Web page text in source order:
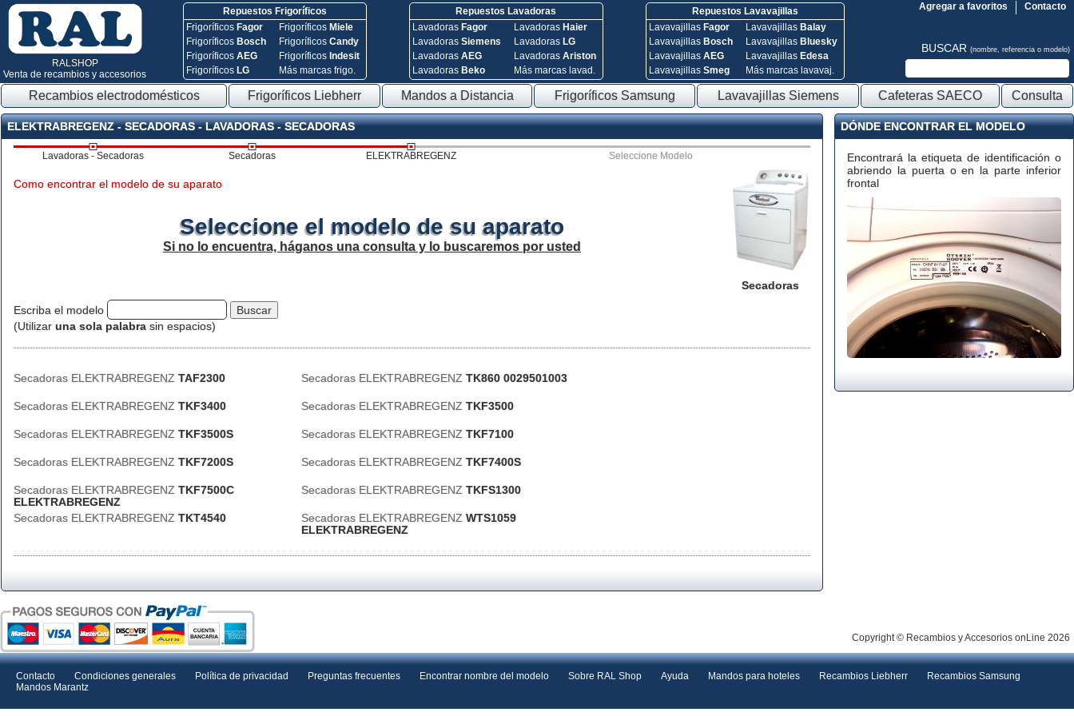
RALSHOP
Venta de recambios y accesorios
Repuestos Frigoríficos
Frigoríficos Fagor
Frigoríficos Bosch
FrigoríficosAEG
Frigoríficos LG
Frigoríficos Miele
FrigoríficosCandy
Frigoríficos Indesit
Más marcas frigo.
Repuestos Lavadoras
Lavadoras Fagor
Lavadoras Siemens
Lavadoras AEG
Lavadoras Beko
Lavadoras Haier
Lavadoras LG
Lavadoras Ariston
Más marcas lavad.
Repuestos Lavavajillas
Lavavajillas Fagor
Lavavajillas Bosch
Lavavajillas AEG
Lavavajillas Smeg
Lavavajillas Balay
Lavavajillas Bluesky
Lavavajillas Edesa
Más marcas lavavaj.
Contacto
Agregar a favoritos
BUSCAR (nombre, referencia o modelo)
Recambios electrodomésticos Frigoríficos Liebherr Mandos a Distancia Frigoríficos Samsung Lavavajillas Siemens Cafeteras SAECO Consulta
ELEKTRABREGENZ - SECADORAS - LAVADORAS - SECADORAS
Lavadoras - Secadoras Secadoras ELEKTRABREGENZ Seleccione Modelo
Secadoras
Como encontrar el modelo de su aparato
Seleccione el modelo de su aparato
Si no lo encuentra, háganos una consulta y lo buscaremos por usted
Escriba el modelo
(Utilizar una sola palabra sin espacios)
Secadoras ELEKTRABREGENZ TAF2300 Secadoras ELEKTRABREGENZ TK860 0029501003
Secadoras ELEKTRABREGENZ TKF3400 Secadoras ELEKTRABREGENZ TKF3500
Secadoras ELEKTRABREGENZ TKF3500S Secadoras ELEKTRABREGENZ TKF7100
Secadoras ELEKTRABREGENZ TKF7200S Secadoras ELEKTRABREGENZ TKF7400S
Secadoras ELEKTRABREGENZ TKF7500C
ELEKTRABREGENZ
Secadoras ELEKTRABREGENZ TKFS1300
Secadoras ELEKTRABREGENZ TKT4540 Secadoras ELEKTRABREGENZ WTS1059
ELEKTRABREGENZ
DÓNDE ENCONTRAR EL MODELO
Encontrará la etiqueta de identificación o
abriendo la puerta o en la parte inferior
frontal
Copyright © Recambios y Accesorios onLine 2026
Contacto Condiciones generales Política de privacidad Preguntas frecuentes Encontrar nombre del modelo Sobre RAL Shop Ayuda Mandos para hoteles Recambios Liebherr
Recambios Samsung
Mandos Marantz